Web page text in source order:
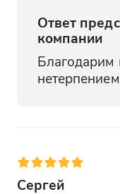
Ответ
компании
Благодарим
Сергей